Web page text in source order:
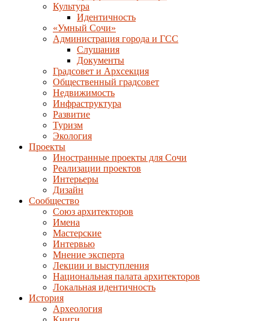
Культура
Идентичность
«Умный Сочи»
Администрация города и ГСС
Слушания
Документы
Градсовет и Архсекция
Общественный градсовет
Недвижимость
Инфраструктура
Развитие
Туризм
Экология
Проекты
Иностранные проекты для Сочи
Реализации проектов
Интерьеры
Дизайн
Сообщество
Союз архитекторов
Имена
Мастерские
Интервью
Мнение эксперта
Лекции и выступления
Национальная палата архитекторов
Локальная идентичность
История
Археология